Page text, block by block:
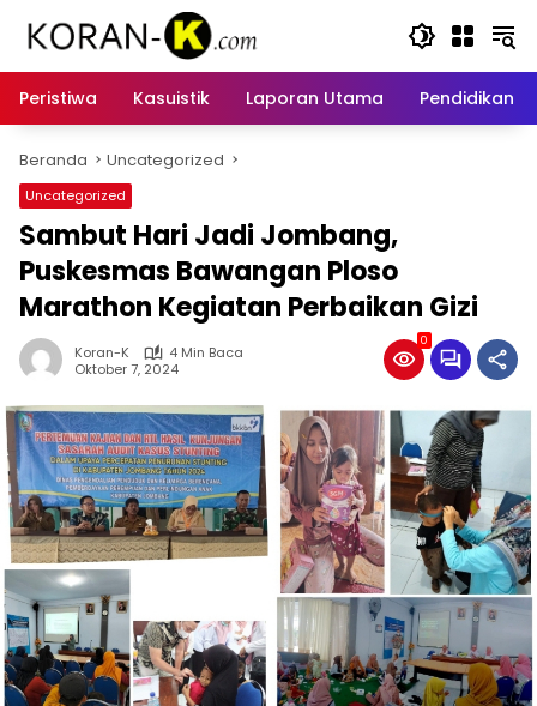
Peristiwa
Kasuistik Laporan Utama Pendidikan
Beranda Uncategorized
Uncategorized
Sambut Hari Jadi Jombang,
Puskesmas Bawangan Ploso
Marathon Kegiatan Perbaikan Gizi
Koran-K
4 Min Baca
Oktober 7, 2024
0